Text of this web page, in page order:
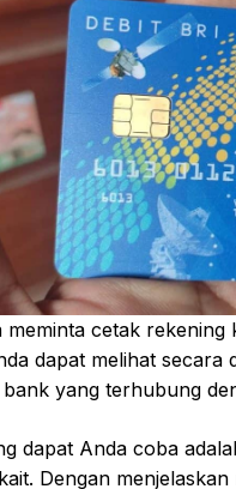
meminta cetak
dapat melihat secara
yang terhubung
dapat Anda coba
Dengan